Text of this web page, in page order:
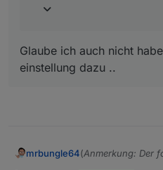
Glaube ich auch nicht
einstellung dazu ..
mrbungle64(Anmerkung: Der